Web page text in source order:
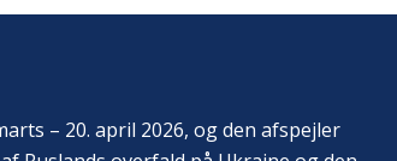
– 20. april 2026, og den afspejler